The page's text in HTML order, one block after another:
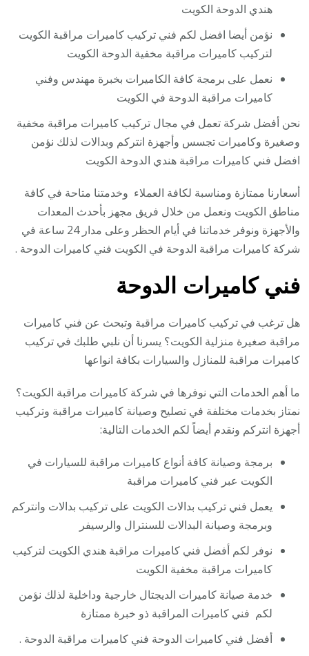
هندي الدوحة الكويت
نؤمن أيضا افضل لكم فني تركيب كاميرات مراقبة الكويت
لتركيب كاميرات مراقبة مخفية الدوحة الكويت
نعمل على برمجة كافة الكاميرات بخبرة مهندس وفني
كاميرات مراقبة الدوحة في الكويت
نحن أفضل شركة تعمل في مجال تركيب كاميرات مراقبة مخفية
وصغيرة وكاميرات تجسس وأجهزة انتركم وبدالات لذلك نؤمن
افضل فني كاميرات مراقبة هندي الدوحة الكويت
أسعارنا ممتازة ومناسبة لكافة العملاء وخدمتنا متاحة في كافة
مناطق الكويت ونعمل من خلال فريق مجهز بأحدث المعدات
والأجهزة ونوفر خدماتنا في أيام الحظر وعلى مدار 24 ساعة في
شركة كاميرات مراقبة الدوحة في الكويت فني كاميرات الدوحة .
فني كاميرات الدوحة
هل ترغب في تركيب كاميرات مراقبة وتبحث عن فني كاميرات
مراقبة صغيرة منزلية الكويت؟ يسرنا أن نلبي طلبك في تركيب
كاميرات مراقبة للمنازل والسيارات بكافة انواعها
ما أهم الخدمات التي نوفرها في شركة كاميرات مراقبة الكويت؟
نمتاز بخدمات مختلفة في تصليح وصيانة كاميرات مراقبة وتركيب
أجهزة انتركم ونقدم أيضاً لكم الخدمات التالية:
برمجة وصيانة كافة أنواع كاميرات مراقبة للسيارات في
الكويت عبر فني كاميرات مراقبة
يعمل فني تركيب بدالات الكويت على تركيب بدالات وانتركم
وبرمجة وصيانة البدالات للسنترال والرسيفر
نوفر لكم أفضل فني كاميرات مراقبة هندي الكويت لتركيب
كاميرات مراقبة مخفية الكويت
خدمة صيانة كاميرات الديجتال خارجية وداخلية لذلك نؤمن
لكم فني كاميرات المراقبة ذو خبرة ممتازة
أفضل فني كاميرات الدوحة فني كاميرات مراقبة الدوحة .